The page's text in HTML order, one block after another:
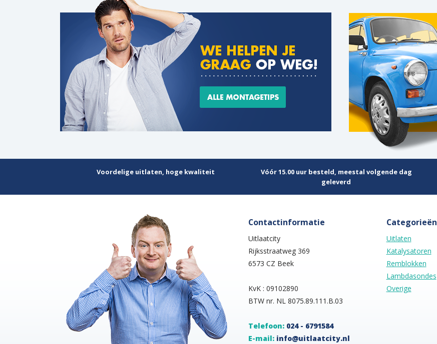
Voordelige uitlaten, hoge kwaliteit
Vóór 15.00 uur besteld, meestal volgende dag
geleverd
Contactinformatie
Uitlaatcity
Rijksstraatweg 369
6573 CZ Beek
KvK : 09102890
BTW nr. NL 8075.89.111.B.03
Telefoon: 024 - 6791584
E-mail: info@uitlaatcity.nl
Categorieën
Uitlaten
Katalysatoren
Remblokken
Lambdasondes
Overige